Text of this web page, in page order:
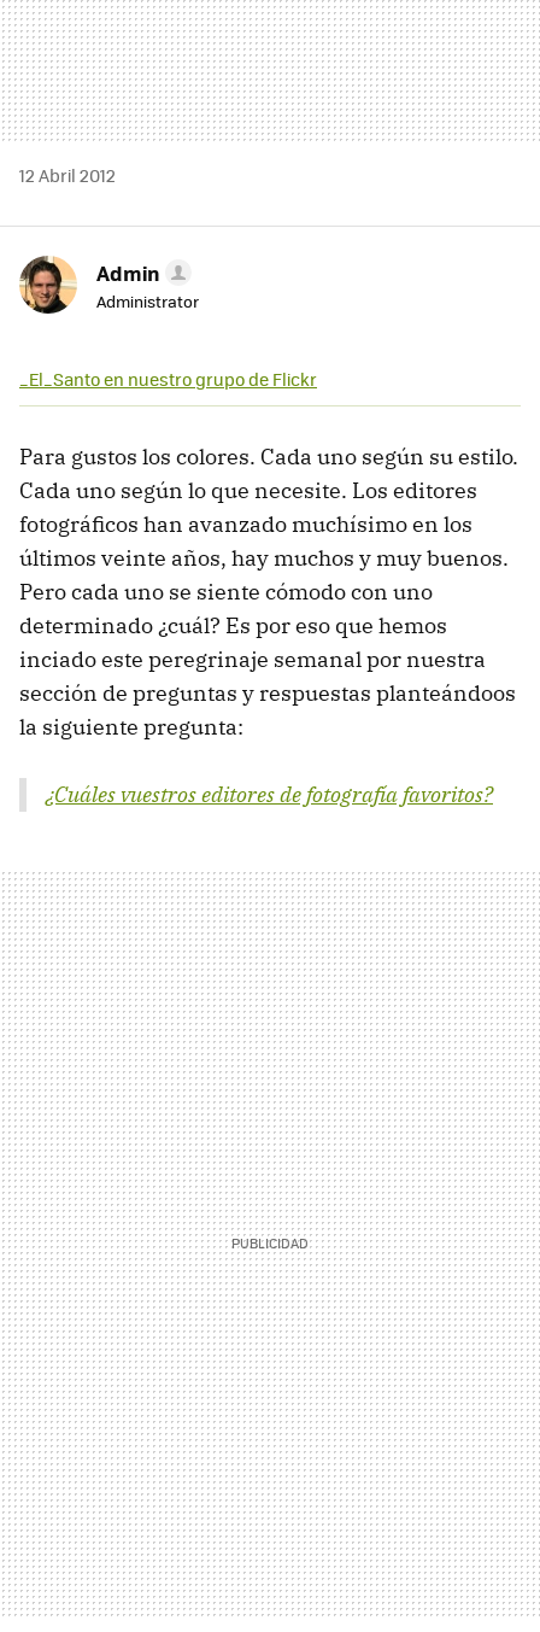
12 Abril 2012
Admin
Administrator
_El_Santo en nuestro grupo de Flickr
Para gustos los colores. Cada uno según su estilo.
Cada uno según lo que necesite. Los editores
fotográficos han avanzado muchísimo en los
últimos veinte años, hay muchos y muy buenos.
Pero cada uno se siente cómodo con uno
determinado ¿cuál? Es por eso que hemos
inciado este peregrinaje semanal por nuestra
sección de preguntas y respuestas planteándoos
la siguiente pregunta:
¿Cuáles vuestros editores de fotografía favoritos?